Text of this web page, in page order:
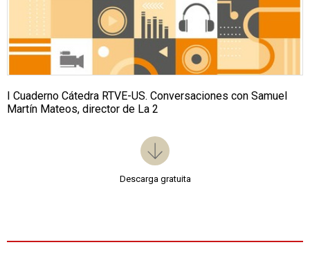
I Cuaderno Cátedra RTVE-US. Conversaciones con Samuel
Martín Mateos, director de La 2
Descarga gratuita